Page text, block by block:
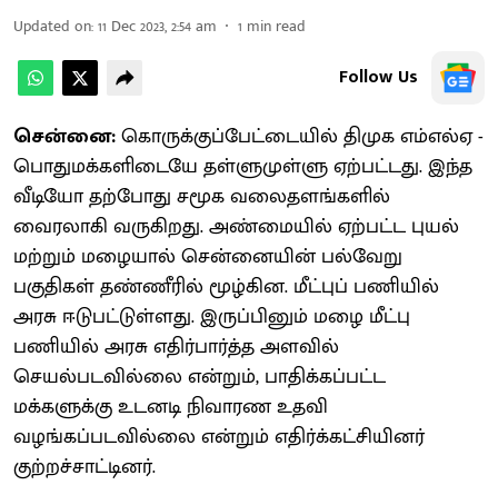
Updated on:11 Dec 2023, 2:54 am 1 min read
Follow Us
சென்னை:கொருக்குப்பேட்டையில் திமுக எம்எல்ஏ -
பொதுமக்களிடையே தள்ளுமுள்ளு ஏற்பட்டது. இந்த
வீடியோ தற்போது சமூக வலைதளங்களில்
வைரலாகி வருகிறது. அண்மையில் ஏற்பட்ட புயல்
மற்றும் மழையால் சென்னையின் பல்வேறு
பகுதிகள் தண்ணீரில் மூழ்கின. மீட்புப் பணியில்
அரசு ஈடுபட்டுள்ளது. இருப்பினும் மழை மீட்பு
பணியில் அரசு எதிர்பார்த்த அளவில்
செயல்படவில்லை என்றும், பாதிக்கப்பட்ட
மக்களுக்கு உடனடி நிவாரண உதவி
வழங்கப்படவில்லை என்றும் எதிர்க்கட்சியினர்
குற்றச்சாட்டினர்.